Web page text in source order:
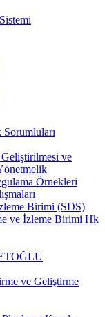
ve
Örnekleri
Birimi (SDS)
ve İzleme Birimi Hk
ve Geliştirme